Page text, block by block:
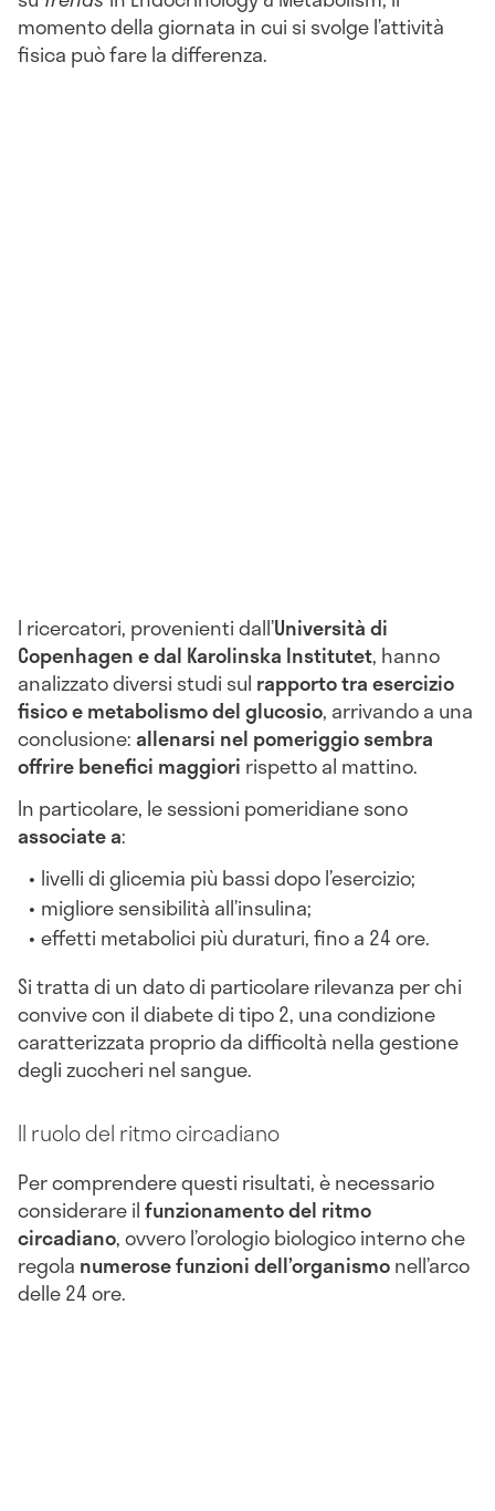
momento della giornata in cui si svolge l’attività
fisica può fare la differenza.
I ricercatori, provenienti dall’Università di
Copenhagen e dal Karolinska Institutet, hanno
analizzato diversi studi sul rapporto tra esercizio
fisico e metabolismo del glucosio, arrivando a una
conclusione:allenarsi nel pomeriggio sembra
offrire benefici maggiori rispetto al mattino.
In particolare, le sessioni pomeridiane sono
associate a:
livelli di glicemia più bassi dopo l’esercizio;
migliore sensibilità all’insulina;
effetti metabolici più duraturi, fino a 24 ore.
Si tratta di un dato di particolare rilevanza per chi
convive con il diabete di tipo 2, una condizione
caratterizzata proprio da difficoltà nella gestione
degli zuccheri nel sangue.
Il ruolo del ritmo circadiano
Per comprendere questi risultati, è necessario
considerare ilfunzionamento del ritmo
circadiano, ovvero l’orologio biologico interno che
regola numerose funzioni dell’organismonell’arco
delle 24 ore.